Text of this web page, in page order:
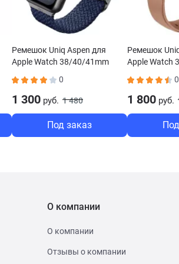
Ремешок Uniq Aspen для
Apple Watch 38/40/41mm
0
1 300 руб. 1 480
Под заказ
Ремешок
Apple Watch
0
1 800 руб.
О компании
О компании
Отзывы о компании